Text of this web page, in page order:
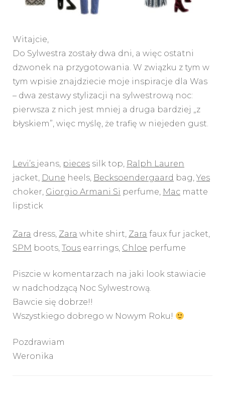
Witajcie,
Do Sylwestra zostały dwa dni, a więc ostatni
dzwonek na przygotowania. W związku z tym w
tym wpisie znajdziecie moje inspiracje dla Was
– dwa zestawy stylizacji na sylwestrową noc:
pierwsza z nich jest mniej a druga bardziej „z
błyskiem”, więc myślę, że trafię w niejeden gust.
Levi’s jeans, pieces silk top, Ralph Lauren
jacket, Dune heels, Becksoendergaard bag,Yes
choker, Giorgio Armani Si perfume, Mac matte
lipstick
Zara dress, Zara white shirt, Zara faux fur jacket,
SPM boots, Tous earrings, Chloe perfume
Piszcie w komentarzach na jaki look stawiacie
w nadchodzącą Noc Sylwestrową.
Bawcie się dobrze!!
Wszystkiego dobrego w Nowym Roku!
Pozdrawiam
Weronika